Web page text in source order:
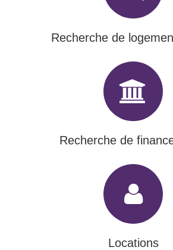
Recherche de
Recherche de
Locations